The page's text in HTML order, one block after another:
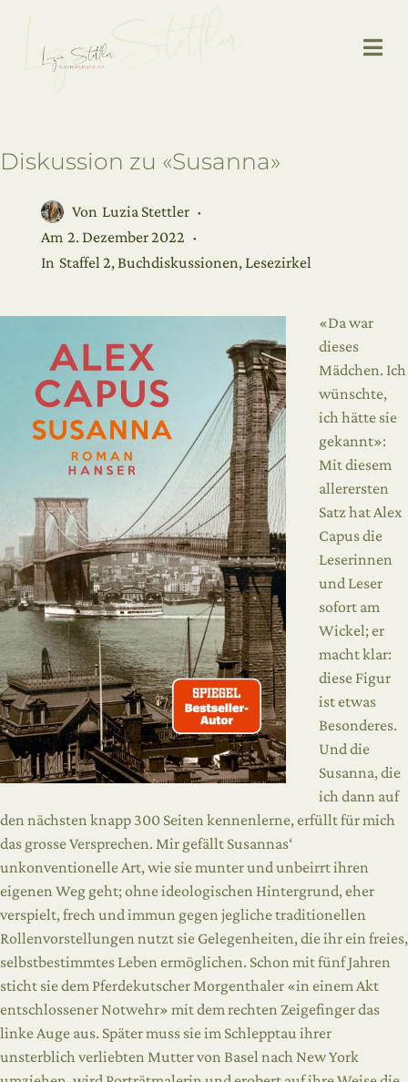
Diskussion zu «Susanna»
Von Luzia Stettler
Am 2. Dezember 2022
In Staffel 2,Buchdiskussionen, Lesezirkel
«Da war
dieses
Mädchen. Ich
wünschte,
ich hätte sie
gekannt»:
Mit diesem
allerersten
Satz hat Alex
Capus die
Leserinnen
und Leser
sofort am
Wickel; er
macht klar:
diese Figur
ist etwas
Besonderes.
Und die
Susanna, die
ich dann auf
den nächsten knapp 300 Seiten kennenlerne, erfüllt für mich
das grosse Versprechen. Mir gefällt Susannas‘
unkonventionelle Art, wie sie munter und unbeirrt ihren
eigenen Weg geht; ohne ideologischen Hintergrund, eher
verspielt, frech und immun gegen jegliche traditionellen
Rollenvorstellungen nutzt sie Gelegenheiten, die ihr ein freies,
selbstbestimmtes Leben ermöglichen. Schon mit fünf Jahren
sticht sie dem Pferdekutscher Morgenthaler «in einem Akt
entschlossener Notwehr» mit dem rechten Zeigefinger das
linke Auge aus. Später muss sie im Schlepptau ihrer
unsterblich verliebten Mutter von Basel nach New York